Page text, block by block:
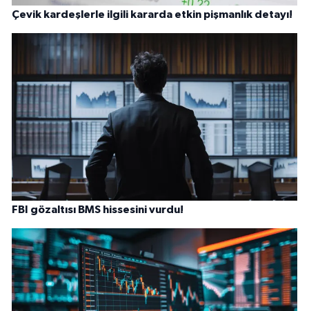
Çevik kardeşlerle ilgili kararda etkin pişmanlık detayı!
FBI gözaltısı BMS hissesini vurdu!